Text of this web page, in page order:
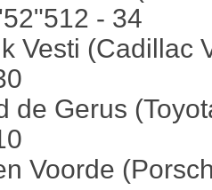
- 34
Vesti (Cadillac
de Gerus
Voorde